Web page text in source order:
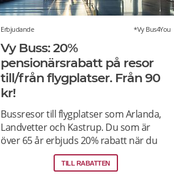
Erbjudande *Vy Bus4You
Vy Buss: 20%
pensionärsrabatt på resor
till/från flygplatser. Från 90
kr!
Bussresor till flygplatser som Arlanda,
Landvetter och Kastrup. Du som är
över 65 år erbjuds 20% rabatt när du
reser med Vy Bus4You och Vy express.
Välj kategori senior i samband med
TILL RABATTEN